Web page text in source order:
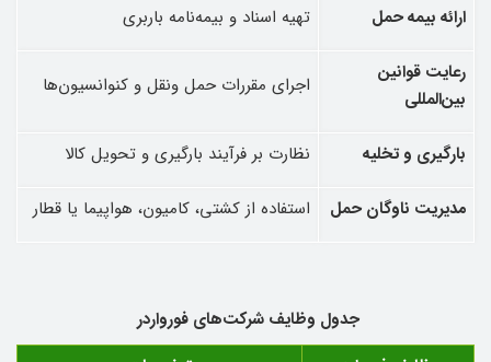
ارائه بیمه حمل تهیه اسناد و بیمه‌نامه باربری
رعایت قوانین
بین‌المللی
اجرای مقررات حمل ‌ونقل و کنوانسیون‌ها
بارگیری و تخلیه نظارت بر فرآیند بارگیری و تحویل کالا
مدیریت ناوگان حمل استفاده از کشتی، کامیون، هواپیما یا قطار
جدول وظایف شرکت‌های فورواردر